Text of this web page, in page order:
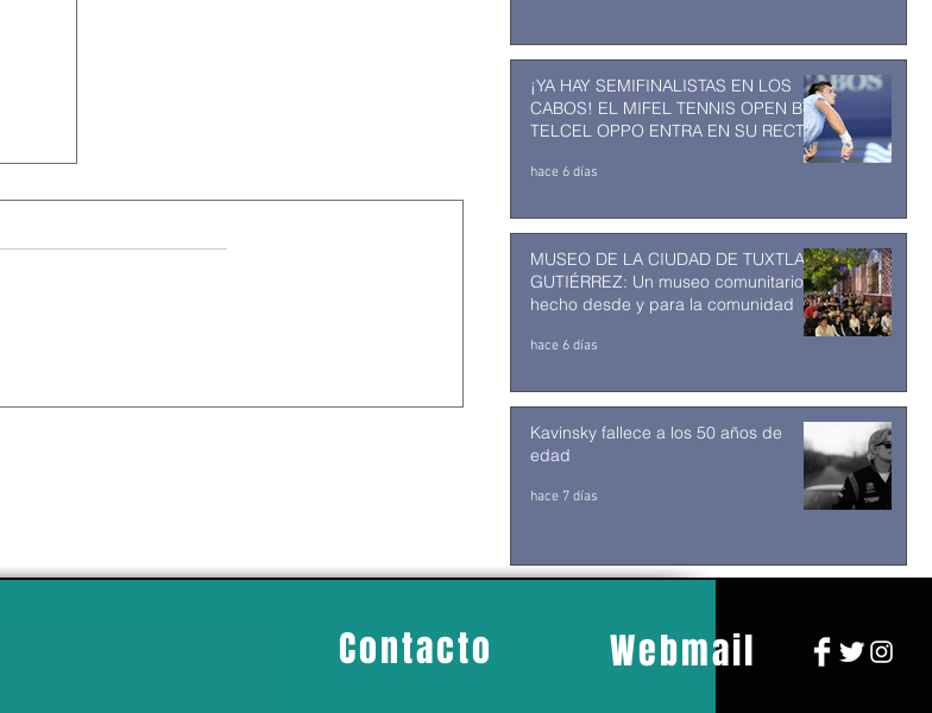
¡YA HAY SEMIFINALISTAS EN LOS
CABOS! EL MIFEL TENNIS OPEN BY
TELCEL OPPO ENTRA EN SU RECTA
hace 6 días
MUSEO DE LA CIUDAD DE TUXTLA
GUTIÉRREZ: Un museo comunitario
hecho desde y para la comunidad
hace 6 días
Kavinsky fallece a los 50 años de
edad
hace 7 días
Contacto Webmail